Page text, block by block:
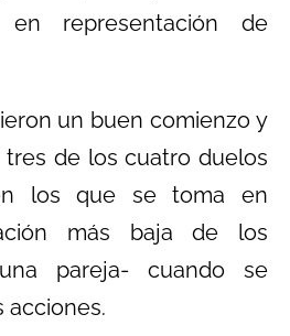
en representación de
un buen comienzo y
de los cuatro duelos
los que se toma en
más baja de los
pareja- cuando se
acciones.